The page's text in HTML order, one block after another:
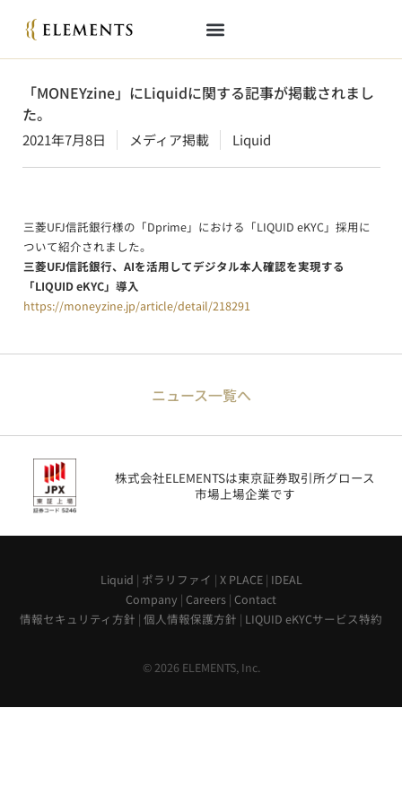
「MONEYzine」にLiquidに関する記事が掲載されまし
た。
2021年7月8日 メディア掲載 Liquid
三菱UFJ信託銀行様の「Dprime」における「LIQUID eKYC」採用に
ついて紹介されました。
三菱UFJ信託銀行、AIを活用してデジタル本人確認を実現する
「LIQUID eKYC」導入
https://moneyzine.jp/article/detail/218291
ニュース一覧へ
株式会社ELEMENTSは東京証券取引所グロース
市場上場企業です
Liquid | ポラリファイ | X PLACE| IDEAL
Company | Careers | Contact
情報セキュリティ方針 | 個人情報保護方針 | LIQUID eKYCサービス特約
© 2026 ELEMENTS, Inc.